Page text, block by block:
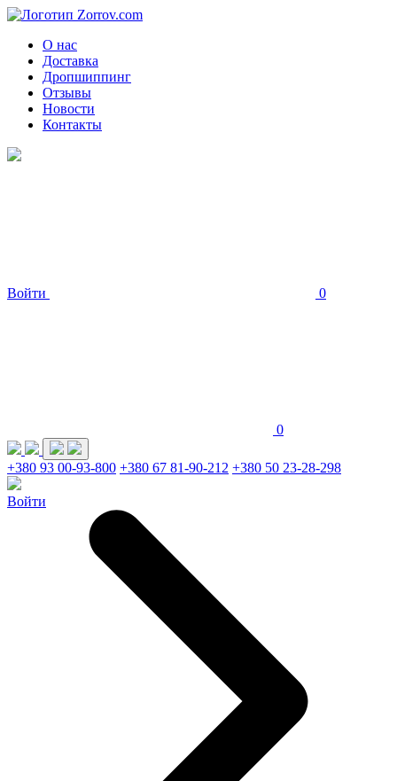
О нас
Доставка
Дропшиппинг
Отзывы
Новости
Контакты
Войти 0
0
+380 93 00-93-800 +380 67 81-90-212 +380 50 23-28-298
Войти